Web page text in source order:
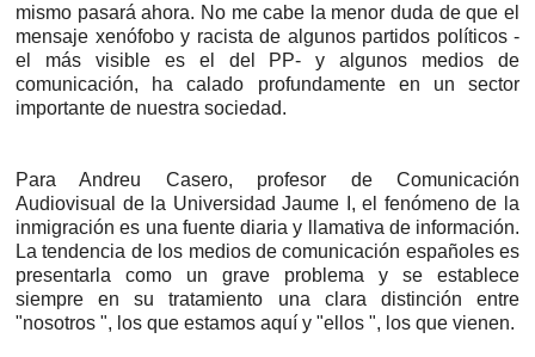
mismo pasará ahora. No me cabe la menor duda de que el
mensaje xenófobo y racista de algunos partidos políticos -
el más visible es el del PP- y algunos medios de
comunicación, ha calado profundamente en un sector
importante de nuestra sociedad.
Para Andreu Casero, profesor de Comunicación
Audiovisual de la Universidad Jaume I, el fenómeno de la
inmigración es una fuente diaria y llamativa de información.
La tendencia de los medios de comunicación españoles es
presentarla como un grave problema y se establece
siempre en su tratamiento una clara distinción entre
"nosotros ", los que estamos aquí y "ellos ", los que vienen.